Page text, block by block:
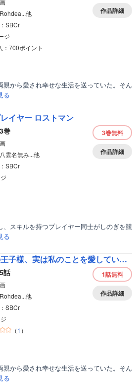
他
SBCr
ジ
：700ポイント
作品詳細
から愛され幸せな生活を送っていた。そん
る
イヤー ロストマン
巻
雲名無み...他
SBCr
3巻無料
作品詳細
、スキルを持つプレイヤー同士がしのぎを競
る
様、実は私のことを愛していたらしい
話
他
SBCr
（1 ）
1話無料
作品詳細
から愛され幸せな生活を送っていた。そん
る